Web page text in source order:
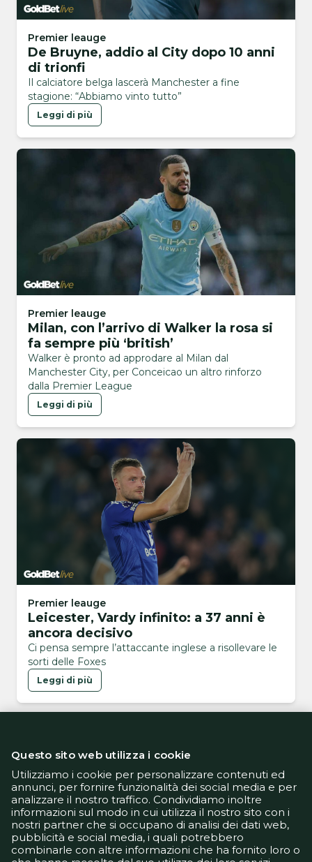
Premier leauge
De Bruyne, addio al City dopo 10 anni
di trionfi
Il calciatore belga lascerà Manchester a fine
stagione: “Abbiamo vinto tutto”
Leggi di più
Premier leauge
Milan, con l’arrivo di Walker la rosa si
fa sempre più ‘british’
Walker è pronto ad approdare al Milan dal
Manchester City, per Conceicao un altro rinforzo
dalla Premier League
Leggi di più
Premier leauge
Leicester, Vardy infinito: a 37 anni è
ancora decisivo
Ci pensa sempre l’attaccante inglese a risollevare le
sorti delle Foxes
Leggi di più
Informativa Privacy
Informativa Cookie
Tech App
Gestione preferenze
support@goldbetlive.it
Questo sito web utilizza i cookie
Utilizziamo i cookie per personalizzare contenuti ed
annunci, per fornire funzionalità dei social media e per
analizzare il nostro traffico. Condividiamo inoltre
informazioni sul modo in cui utilizza il nostro sito con i
nostri partner che si occupano di analisi dei dati web,
pubblicità e social media, i quali potrebbero
combinarle con altre informazioni che ha fornito loro o